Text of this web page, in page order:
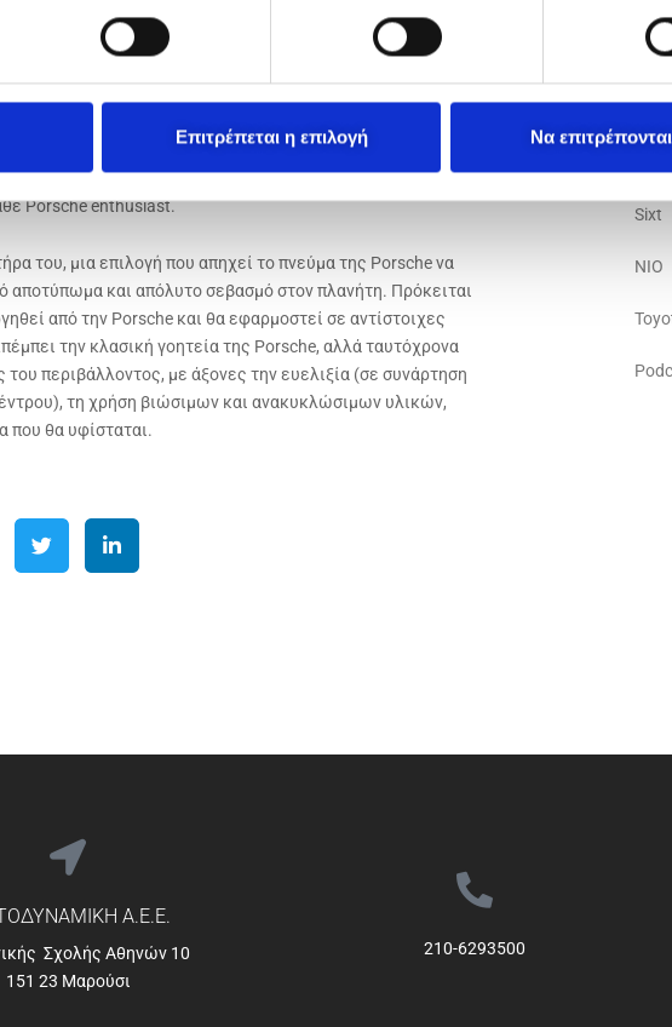
Επιτρέπεται η επιλογή Να
στο Porsche Center Athens, οι πελάτες κυρίως των Βορείων
Experience Store, στο Golden Hall και να ανακαλύπτουν
να κλείσει και να πραγματοποιήσει ένα test drive,
της θρυλικής μάρκας και να κάνει τις αγορές του, το
θα βρίσκεται πάντοτε μια ομάδα από εξειδικευμένους
προσφέρει μια ξεχωριστή εμπειρία αγοράς και μέσα από
να βοηθάει στη λήψη των σωστών αποφάσεων, βάσει των
Porsche enthusiast.
του, μια επιλογή που απηχεί το πνεύμα της Porsche να
αποτύπωμα και απόλυτο σεβασμό στον πλανήτη. Πρόκειται
από την Porsche και θα εφαρμοστεί σε αντίστοιχες
την κλασική γοητεία της Porsche, αλλά ταυτόχρονα
περιβάλλοντος, με άξονες την ευελιξία (σε συνάρτηση
τη χρήση βιώσιμων και ανακυκλώσιμων υλικών,
που θα υφίσταται.
Sixt
NIO
Α.Ε.Ε.
Σχολής Αθηνών 10
151 23 Μαρούσι
210-6293500